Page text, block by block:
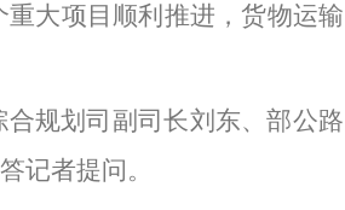
大项目顺利推进，货物运输
规划司副司长刘东、部公路
记者提问。